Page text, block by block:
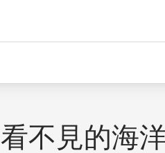
看不見的海